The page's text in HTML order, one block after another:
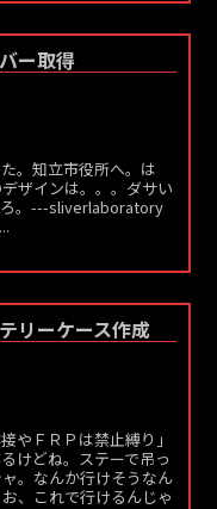
ー取得
。知立市役所へ。は
ザインは。。。ダサい
ろ。---sliverlaboratory
リーケース作成
やＦＲＰは禁止縛り」
けどね。ステーで吊っ
。なんか行けそうなん
、これで行けるんじゃ